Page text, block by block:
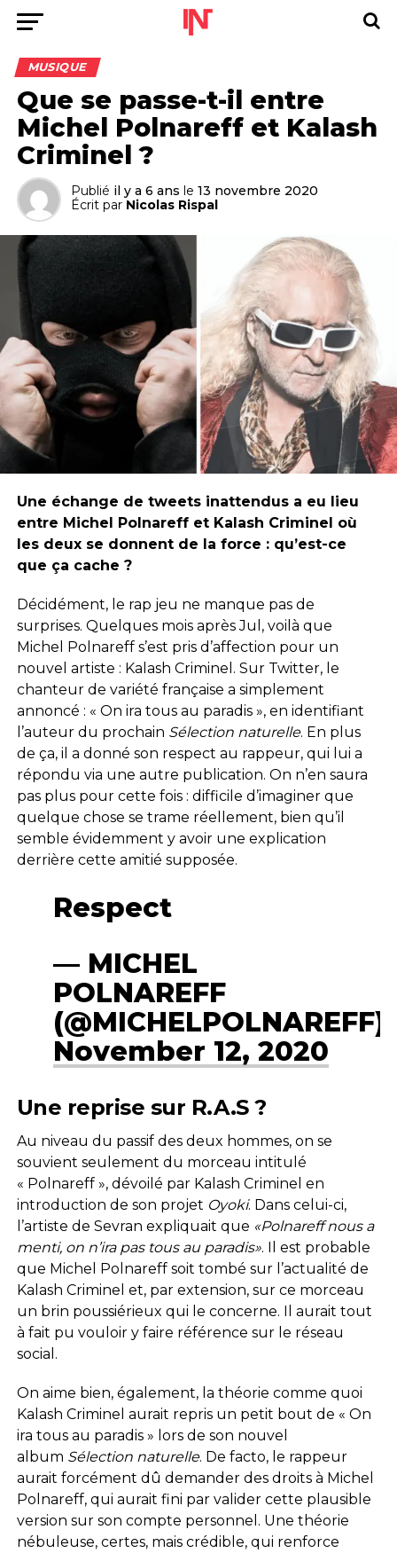
MUSIQUE
Que se passe-t-il entre
Michel Polnareff et Kalash
Criminel ?
Publié il y a 6 ans le 13 novembre 2020
Écrit par Nicolas Rispal
Une échange de tweets inattendus a eu lieu
entre Michel Polnareff et Kalash Criminel où
les deux se donnent de la force : qu’est-ce
que ça cache ?
Décidément, le rap jeu ne manque pas de
surprises. Quelques mois après Jul, voilà que
Michel Polnareff s’est pris d’affection pour un
nouvel artiste : Kalash Criminel. Sur Twitter, le
chanteur de variété française a simplement
annoncé : « On ira tous au paradis », en identifiant
l’auteur du prochain Sélection naturelle. En plus
de ça, il a donné son respect au rappeur, qui lui a
répondu via une autre publication. On n’en saura
pas plus pour cette fois : difficile d’imaginer que
quelque chose se trame réellement, bien qu’il
semble évidemment y avoir une explication
derrière cette amitié supposée.
Respect
— MICHEL
POLNAREFF
(@MICHELPOLNAREFF)
November 12, 2020
Une reprise sur R.A.S ?
Au niveau du passif des deux hommes, on se
souvient seulement du morceau intitulé
« Polnareff », dévoilé par Kalash Criminel en
introduction de son projet Oyoki. Dans celui-ci,
l’artiste de Sevran expliquait que «Polnareff nous a
menti, on n’ira pas tous au paradis». Il est probable
que Michel Polnareff soit tombé sur l’actualité de
Kalash Criminel et, par extension, sur ce morceau
un brin poussiérieux qui le concerne. Il aurait tout
à fait pu vouloir y faire référence sur le réseau
social.
On aime bien, également, la théorie comme quoi
Kalash Criminel aurait repris un petit bout de « On
ira tous au paradis » lors de son nouvel
album Sélection naturelle. De facto, le rappeur
aurait forcément dû demander des droits à Michel
Polnareff, qui aurait fini par valider cette plausible
version sur son compte personnel. Une théorie
nébuleuse, certes, mais crédible, qui renforce